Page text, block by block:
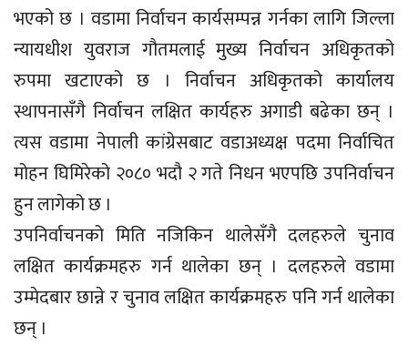
भएको छ । वडामा निर्वाचन कार्यसम्पन्न गर्नका लागि जिल्ला
न्यायधीश युवराज गौतमलाई मुख्य निर्वाचन अधिकृतको
रुपमा खटाएको छ । निर्वाचन अधिकृतको कार्यालय
स्थापनासँगै निर्वाचन लक्षित कार्यहरु अगाडी बढेका छन् ।
त्यस वडामा नेपाली कांग्रेसबाट वडाअध्यक्ष पदमा निर्वाचित
मोहन घिमिरेको २०८० भदौ २ गते निधन भएपछि उपनिर्वाचन
हुन लागेको छ ।
उपनिर्वाचनको मिति नजिकिन थालेसँगै दलहरुले चुनाव
लक्षित कार्यक्रमहरु गर्न थालेका छन् । दलहरुले वडामा
उम्मेदबार छान्ने र चुनाव लक्षित कार्यक्रमहरु पनि गर्न थालेका
छन् ।